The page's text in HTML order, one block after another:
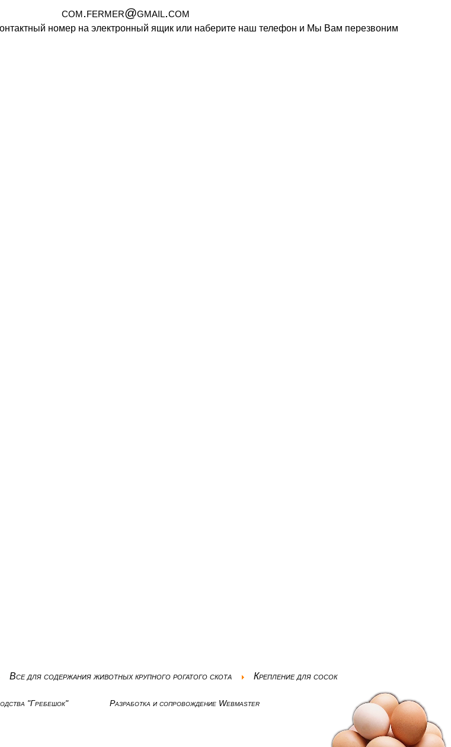
com.fermer@gmail.com
номер на электронный ящик или наберите наш телефон и Мы Вам перезвоним
Все для содержания животных крупного рогатого скота Крепление для сосок
"Гребешок" Разработка и сопровождение Webmaster